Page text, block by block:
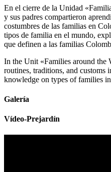
En el cierre de la Unidad
y sus padres compartieron
costumbres de las familias en
tipos de familia en el mundo,
que definen a las familias
In the Unit «Families around the
routines, traditions, and customs
knowledge on types of families
Galería
Vídeo-Prejardín